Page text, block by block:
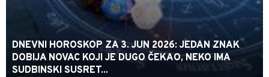
DNEVNI HOROSKOP ZA 3. JUN 2026: JEDAN ZNAK
DOBIJA NOVAC KOJI JE DUGO ČEKAO, NEKO IMA
SUDBINSKI SUSRET...